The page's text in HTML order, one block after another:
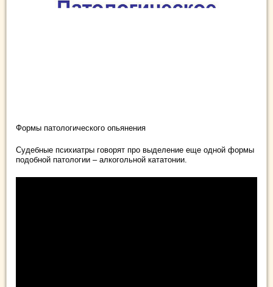
Формы патологического опьянения
Судебные психиатры говорят про выделение еще одной формы
подобной патологии – алкогольной кататонии.